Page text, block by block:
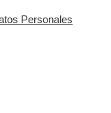
Personales